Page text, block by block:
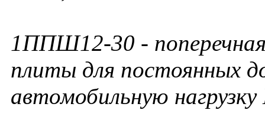
1ППШ12-30 -
плиты для постоянных
автомобильную